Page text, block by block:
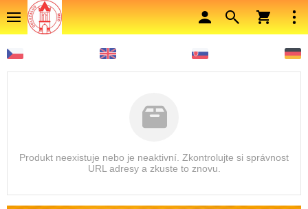
Produkt neexistuje nebo je neaktivní. Zkontrolujte si správnost
URL adresy a zkuste to znovu.